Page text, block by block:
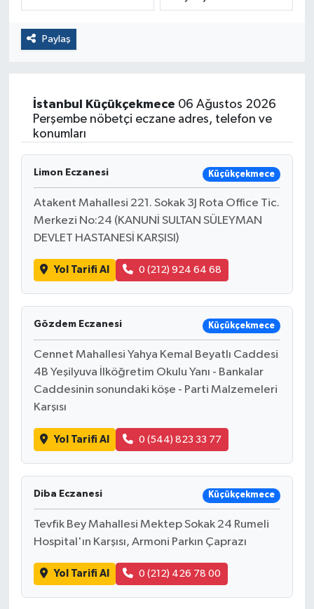
Paylaş
İstanbul Küçükçekmece 06 Ağustos 2026
Perşembe nöbetçi eczane adres, telefon ve
konumları
Limon Eczanesi Küçükçekmece
Atakent Mahallesi 221. Sokak 3J Rota Office Tic.
Merkezi No:24 (KANUNİ SULTAN SÜLEYMAN
DEVLET HASTANESİ KARŞISI)
Yol Tarifi Al 0 (212) 924 64 68
Gözdem Eczanesi Küçükçekmece
Cennet Mahallesi Yahya Kemal Beyatlı Caddesi
4B Yeşilyuva İlköğretim Okulu Yanı - Bankalar
Caddesinin sonundaki köşe - Parti Malzemeleri
Karşısı
Yol Tarifi Al 0 (544) 823 33 77
Diba Eczanesi Küçükçekmece
Tevfik Bey Mahallesi Mektep Sokak 24 Rumeli
Hospital'ın Karşısı, Armoni Parkın Çaprazı
Yol Tarifi Al 0 (212) 426 78 00
Yaşam
Çalışma Hayatı
Kadın
Yurt
2024 Seçim Sonuçları